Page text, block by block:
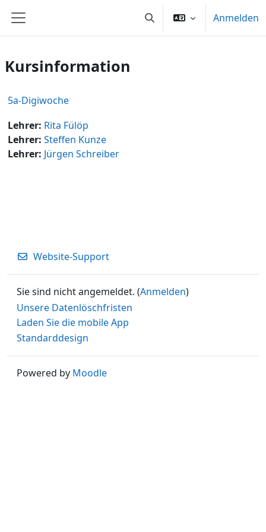
Website-Übersicht Sucheingabe umschalten
Anmelden
Kursinformation
5a-Digiwoche
Lehrer: Rita Fülöp
Lehrer: Steffen Kunze
Lehrer: Jürgen Schreiber
Website-Support
Sie sind nicht angemeldet. (Anmelden)
Unsere Datenlöschfristen
Laden Sie die mobile App
Standarddesign
Powered by Moodle